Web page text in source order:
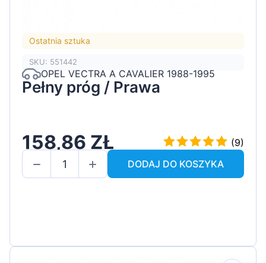
Ostatnia sztuka
SKU: 551442
OPEL VECTRA A CAVALIER 1988-1995
Pełny próg / Prawa
158,86 ZŁ
(9)
DODAJ DO KOSZYKA